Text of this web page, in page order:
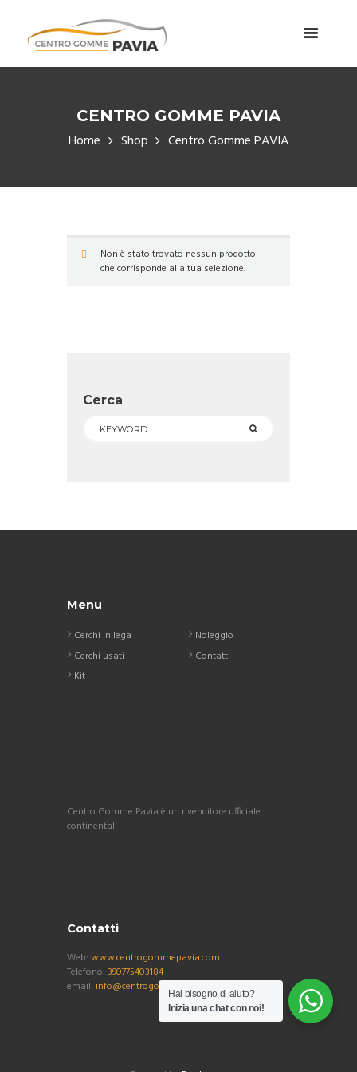
CENTRO GOMME PAVIA
Home Shop Centro Gomme PAVIA
Non è stato trovato nessun prodotto
che corrisponde alla tua selezione.
Cerca
Menu
Cerchi in lega
Cerchi usati
Kit
Noleggio
Contatti
Centro Gomme Pavia è un rivenditore ufficiale
continental
Contatti
Web: www.centrogommepavia.com
Telefono: 390775403184
email: info@centrogommepavia.com
Hai bisogno di aiuto?
Inizia una chat con noi!